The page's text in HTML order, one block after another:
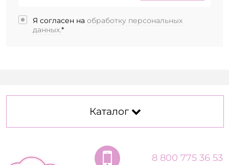
Я согласен на обработку персональных
данных.*
Каталог
8 800 775 36 53